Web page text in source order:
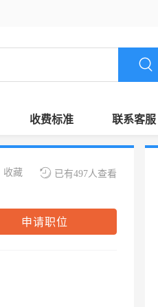
收费标准 联系客服
已有497人查看
收藏
申请职位